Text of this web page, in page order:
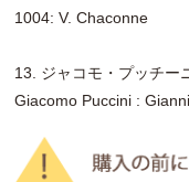
1004: V. Chaconne
13. ジャコモ・プッチー
Giacomo Puccini :